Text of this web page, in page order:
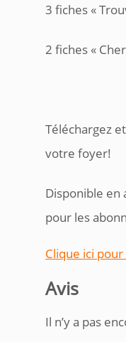
3 fiches «
2 fiches «
Téléchargez
votre foyer!
Disponible en
pour les
Clique ici pour
Avis
Il n’y a pas